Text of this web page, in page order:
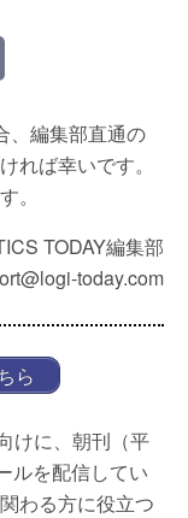
、編集部直通の
れば幸いです。
。
TODAY編集部
today.com
ら
けに、朝刊（平
ルを配信してい
わる方に役立つ